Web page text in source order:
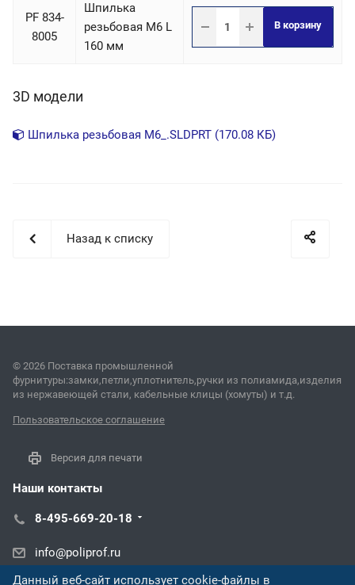
PF 834-
8005
Шпилька
резьбовая М6 L
160 мм
В корзину
3D модели
Шпилька резьбовая М6_.SLDPRT (170.08 КБ)
Назад к списку
© 2026 Поставка промышленной
фурнитуры:замки,петли,уплотнитель,ручки из полиамида,изделия
из нержавеющей стали, кабельные клицы (хомуты) и т.д.
Пользовательское соглашение
Версия для печати
Наши контакты
8-495-669-20-18
info@poliprof.ru
Данный веб-сайт использует cookie-файлы в